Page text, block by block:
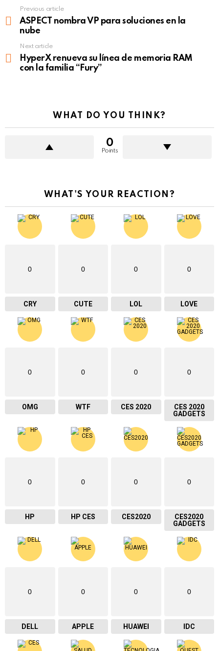
more
Previous article
ASPECT nombra VP para soluciones en la
nube
Next article
HyperX renueva su línea de memoria RAM
con la familia “Fury”
WHAT DO YOU THINK?
0
Points
WHAT'S YOUR REACTION?
0
CRY
0
CUTE
0
LOL
0
LOVE
0
OMG
0
WTF
0
CES 2020
0
CES 2020
GADGETS
0
HP
0
HP CES
0
CES2020
0
CES2020
GADGETS
0
DELL
0
APPLE
0
HUAWEI
0
IDC